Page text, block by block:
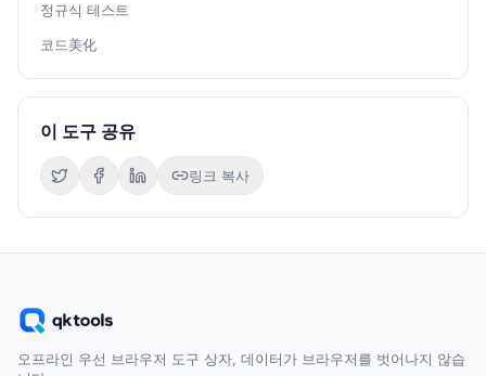
정규식 테스트
코드美化
이 도구 공유
링크 복사
오프라인 우선 브라우저 도구 상자, 데이터가 브라우저를 벗어나지 않습